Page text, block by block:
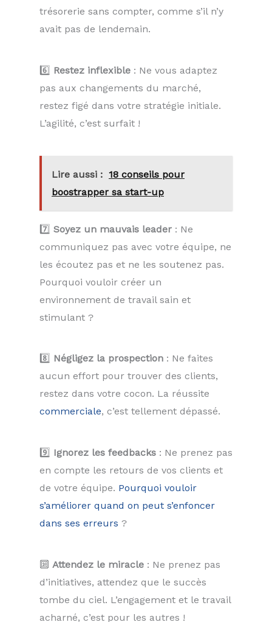
trésorerie sans compter, comme s’il n’y
avait pas de lendemain.
6️⃣ Restez inflexible : Ne vous adaptez
pas aux changements du marché,
restez figé dans votre stratégie initiale.
L’agilité, c’est surfait !
Lire aussi : 18 conseils pour
boostrapper sa start-up
7️⃣ Soyez un mauvais leader : Ne
communiquez pas avec votre équipe, ne
les écoutez pas et ne les soutenez pas.
Pourquoi vouloir créer un
environnement de travail sain et
stimulant ?
8️⃣ Négligez la prospection : Ne faites
aucun effort pour trouver des clients,
restez dans votre cocon. La réussite
commerciale, c’est tellement dépassé.
9️⃣ Ignorez les feedbacks : Ne prenez pas
en compte les retours de vos clients et
de votre équipe. Pourquoi vouloir
s’améliorer quand on peut s’enfoncer
dans ses erreurs ?
🔟 Attendez le miracle : Ne prenez pas
d’initiatives, attendez que le succès
tombe du ciel. L’engagement et le travail
acharné, c’est pour les autres !